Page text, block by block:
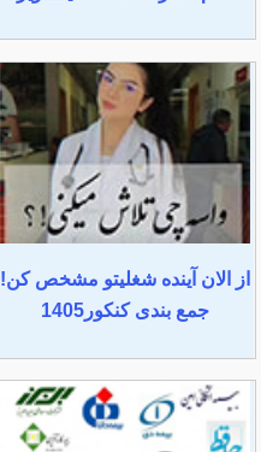
از الان آینده شغلیتو مشخص کن!
جمع بندی کنکور1405